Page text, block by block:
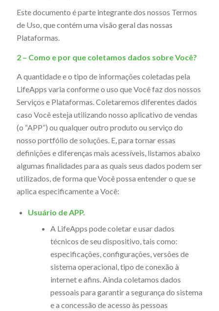
Este documento é parte integrante dos nossos Termos
de Uso, que contém uma visão geral das nossas
Plataformas.
2 – Como e por que coletamos dados sobre Você?
A quantidade e o tipo de informações coletadas pela
LifeApps varia conforme o uso que Você faz dos nossos
Serviços e Plataformas. Coletaremos diferentes dados
caso Você esteja utilizando nosso aplicativo de vendas
(o “APP”) ou qualquer outro produto ou serviço do
nosso portfólio de soluções. E, para tornar essas
definições e diferenças mais acessíveis, listamos abaixo
algumas finalidades para as quais seus dados podem ser
utilizados, de forma que Você possa entender o que se
aplica especificamente a Você:
Usuário de APP.
A LifeApps pode coletar e usar dados
técnicos de seu dispositivo, tais como:
especificações, configurações, versões de
sistema operacional, tipo de conexão à
internet e afins. Ainda coletamos dados
pessoais para garantir a segurança do sistema
e a concessão de acesso às pessoas